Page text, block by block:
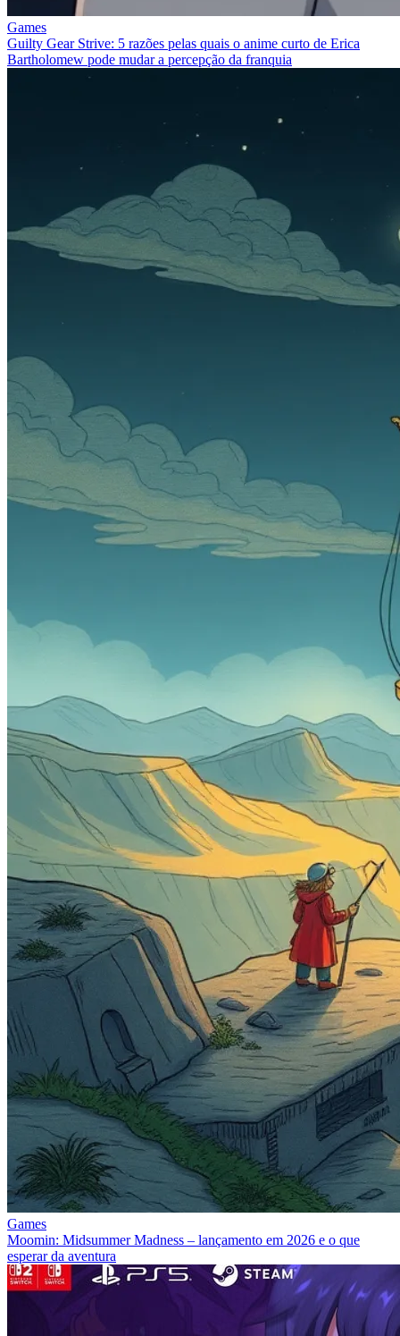
Games
Guilty Gear Strive: 5 razões pelas quais o anime curto de Erica
Bartholomew pode mudar a percepção da franquia
Games
Moomin: Midsummer Madness – lançamento em 2026 e o que
esperar da aventura